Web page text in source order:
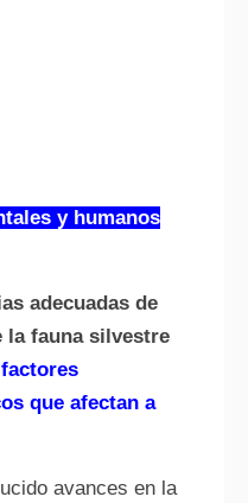
y humanos
adecuadas de
la fauna silvestre
factores
que afectan a
avances en la